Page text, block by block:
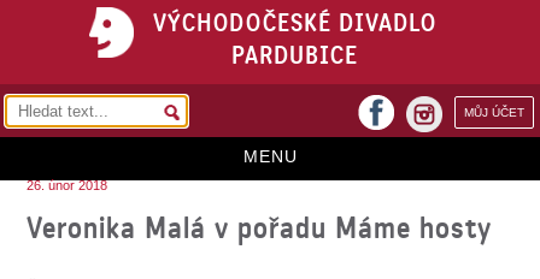
VÝCHODOČESKÉ DIVADLO
PARDUBICE
MŮJ ÚČET
facebook
MENU
26. únor 2018
Veronika Malá v pořadu Máme hosty